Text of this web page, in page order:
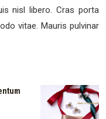
nisl libero. Cras porta
vitae. Mauris pulvinar